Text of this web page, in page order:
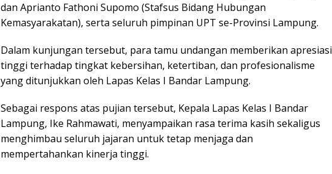
dan Aprianto Fathoni Supomo (Stafsus Bidang Hubungan
Kemasyarakatan), serta seluruh pimpinan UPT se-Provinsi Lampung.
Dalam kunjungan tersebut, para tamu undangan memberikan apresiasi
tinggi terhadap tingkat kebersihan, ketertiban, dan profesionalisme
yang ditunjukkan oleh Lapas Kelas I Bandar Lampung.
Sebagai respons atas pujian tersebut, Kepala Lapas Kelas I Bandar
Lampung, Ike Rahmawati, menyampaikan rasa terima kasih sekaligus
menghimbau seluruh jajaran untuk tetap menjaga dan
mempertahankan kinerja tinggi.